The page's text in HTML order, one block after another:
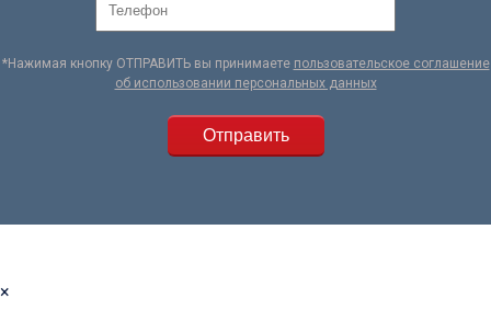
*Нажимая кнопку ОТПРАВИТЬ вы принимаете пользовательское соглашение
об использовании персональных данных
×